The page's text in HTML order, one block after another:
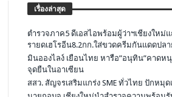
เรื่องล่าสุด
ตำรวจภาค5 ดีเอสไอพร้อมผู้ว่าฯเชียงใหม่
รายดเฮโรอีน8.2กก.ใส่ขวดครีมกันแดดปลา
มินอองไลง์ เยือนไทย หารือ”อนุทิน”คาดห
จุดยืนในอาเซียน
สสว. สัญจรเสริมแกร่ง SME ทั่วไทย ปักหมุ